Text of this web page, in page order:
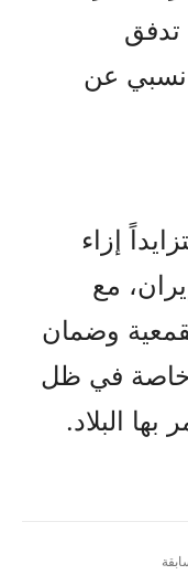
تدفق
نسبي عن
إزاء
مع
وضمان
خاصة في ظل
بها البلاد.